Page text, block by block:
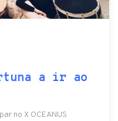
a ir ao
no X OCEANUS